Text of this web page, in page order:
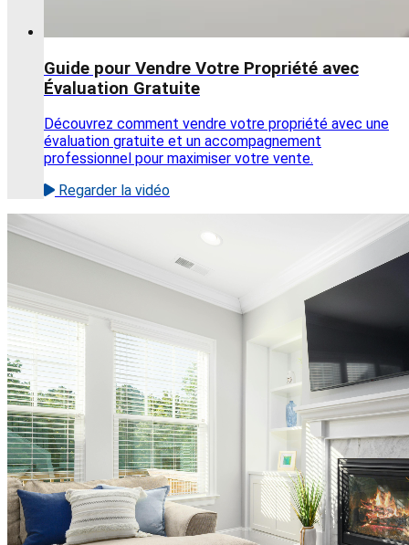
Guide pour Vendre Votre Propriété avec
Évaluation Gratuite
Découvrez comment vendre votre propriété avec une
évaluation gratuite et un accompagnement
professionnel pour maximiser votre vente.
Regarder la vidéo